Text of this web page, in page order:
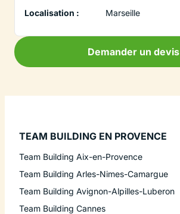
Localisation : Marseille
Demander un devis
TEAM BUILDING EN PROVENCE
Team Building Aix-en-Provence
Team Building Arles-Nimes-Camargue
Team Building Avignon-Alpilles-Luberon
Team Building Cannes